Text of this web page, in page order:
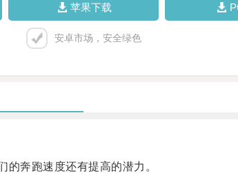
苹果下载
安卓市场，安全绿色
奔跑速度还有提高的潜力。